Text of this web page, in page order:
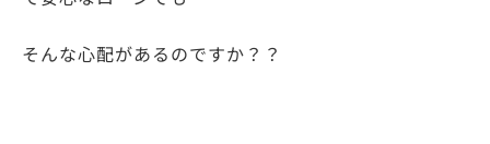
そんな心配があるのですか？？